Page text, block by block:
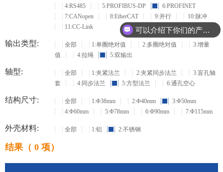
4:RS485
5:PROFIBUS-DP
6:PROFINET
7:CANopen
8:EtherCAT 9:并行
10:脉冲
11:CC-Link
输出类型: 全部 1:单圈绝对值 2:多圈绝对值
3:增量
值
4:拉绳 5:双输出
轴型: 全部 1:夹紧法兰 2:夹紧同步法兰
3:盲孔轴
套
4:同步法兰 5:方型法兰 6:通孔空心
结构尺寸: 全部 1:Φ38mm 2:Φ40mm
3:Φ50mm
4:Φ60mm
5:Φ78mm 6:Φ90mm 7:Φ115mm
外壳材料: 全部 1:铝 2:不锈钢
结果（ 0 项）
可以介绍下你们的产品么？